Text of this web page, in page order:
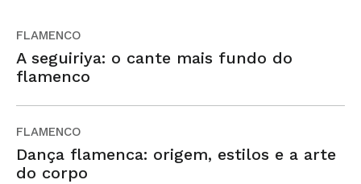
FLAMENCO
A seguiriya: o cante mais fundo do
flamenco
FLAMENCO
Dança flamenca: origem, estilos e a arte
do corpo